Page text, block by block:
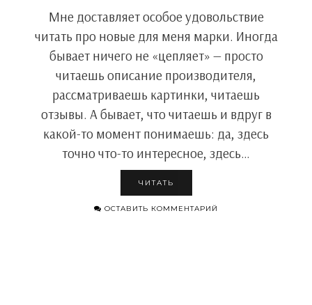
Мне доставляет особое удовольствие
читать про новые для меня марки. Иногда
бывает ничего не «цепляет» — просто
читаешь описание производителя,
рассматриваешь картинки, читаешь
отзывы. А бывает, что читаешь и вдруг в
какой-то момент понимаешь: да, здесь
точно что-то интересное, здесь…
ЧИТАТЬ
ОСТАВИТЬ КОММЕНТАРИЙ